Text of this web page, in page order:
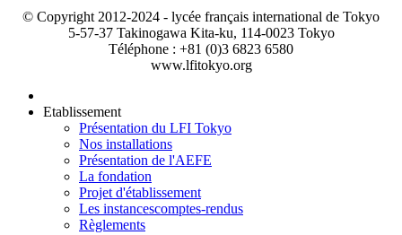
© Copyright 2012-2024 - lycée français international de Tokyo
5-57-37 Takinogawa Kita-ku, 114-0023 Tokyo
Téléphone : +81 (0)3 6823 6580
www.lfitokyo.org
Etablissement
Présentation du LFI Tokyo
Nos installations
Présentation de l'AEFE
La fondation
Projet d'établissement
Les instancescomptes-rendus
Règlements